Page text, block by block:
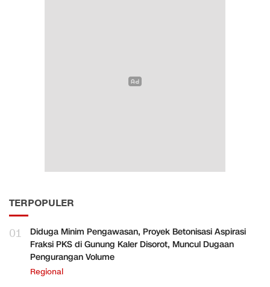
TERPOPULER
01
Diduga Minim Pengawasan, Proyek Betonisasi Aspirasi
Fraksi PKS di Gunung Kaler Disorot, Muncul Dugaan
Pengurangan Volume
Regional